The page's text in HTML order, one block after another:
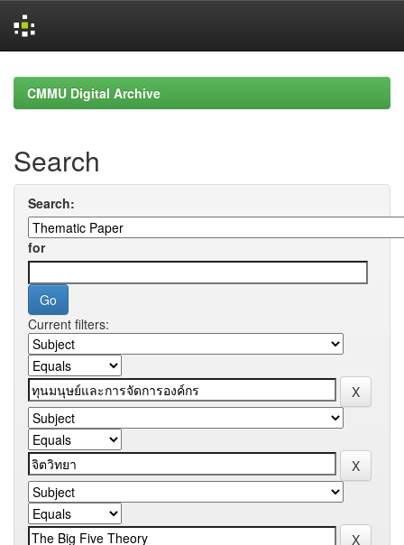
navigationCMMU Digital Archive
Search
Search:
for
Current filters: